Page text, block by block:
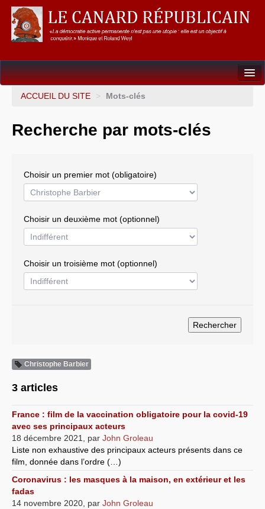
Dossiers
Gouvernance mondiale & mondialisation
Résistances
Systèmes & société sous contrôle
ACCUEIL DU SITE > Mots-clés
Recherche par mots-clés
Choisir un premier mot (obligatoire)
Choisir un deuxième mot (optionnel)
Choisir un troisième mot (optionnel)
Christophe Barbier
3 articles
France : film de la vaccination obligatoire pour la covid-19
avec ses principaux acteurs
18 décembre 2021
par John Groleau
Liste non exhaustive des principaux acteurs présents dans ce
film, donnée dans l’ordre (…)
Coronavirus : les masques à la maison, en extérieur et les
fadas
14 novembre 2020 par John Groleau